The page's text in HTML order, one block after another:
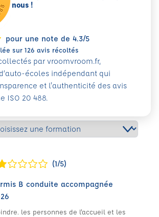
(1/5)
B conduite accompagnée
les personnes de l'accueil et les
nous !
pour une note de 4.3/5
sur 126 avis récoltés
par vroomvroom.fr,
écoles indépendant qui
et l'authenticité des avis
ISO 20 488.